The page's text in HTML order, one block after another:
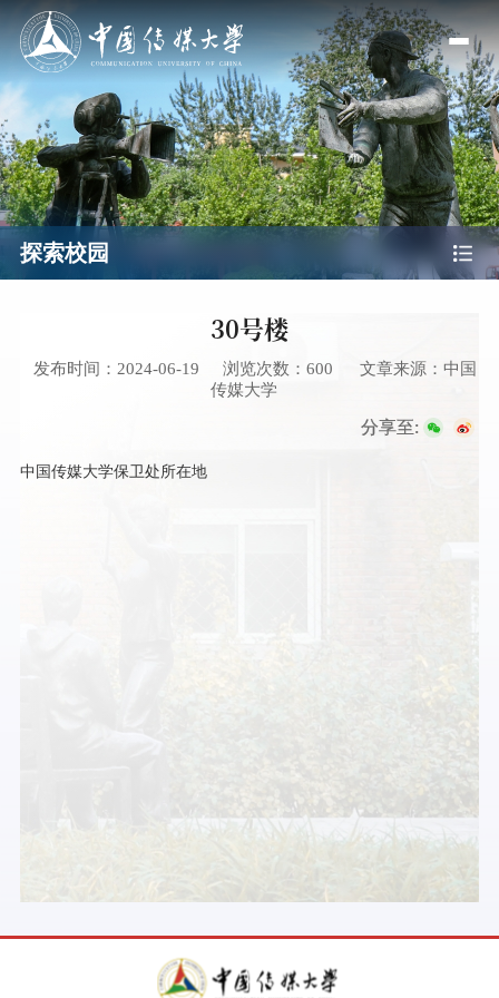
探索校园
30号楼
发布时间：2024-06-19 浏览次数： 600
文章来源：中国
传媒大学
分享至:
中国传媒大学保卫处所在地